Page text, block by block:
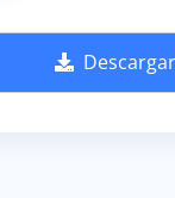
Descargar